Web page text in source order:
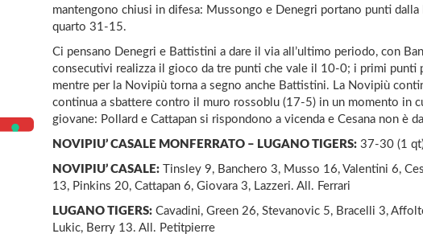
mantengono chiusi in difesa: Mussongo e Denegri portano punti
quarto 31-15.
Ci pensano Denegri e Battistini a dare il via all’ultimo periodo, con
consecutivi realizza il gioco da tre punti che vale il 10-0; i primi punti
mentre per la Novipiù torna a segno anche Battistini. La Novipiù
continua a sbattere contro il muro rossoblu (17-5) in un momento in
giovane: Pollard e Cattapan si rispondono a vicenda e Cesana non è
NOVIPIU’ CASALE MONFERRATO – LUGANO TIGERS: 37-30 (1
NOVIPIU’ CASALE: Tinsley 9, Banchero 3, Musso 16, Valentini 6,
13, Pinkins 20, Cattapan 6, Giovara 3, Lazzeri. All. Ferrari
LUGANO TIGERS: Cavadini, Green 26, Stevanovic 5, Bracelli 3,
Lukic, Berry 13. All. Petitpierre